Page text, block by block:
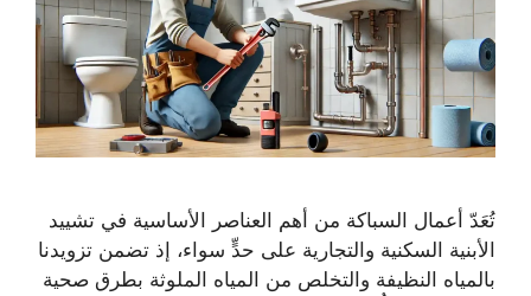
تُعَدّ أعمال السباكة من أهم العناصر الأساسية في تشييد
الأبنية السكنية والتجارية على حدٍّ سواء، إذ تضمن تزويدنا
بالمياه النظيفة والتخلص من المياه الملوثة بطرق صحية